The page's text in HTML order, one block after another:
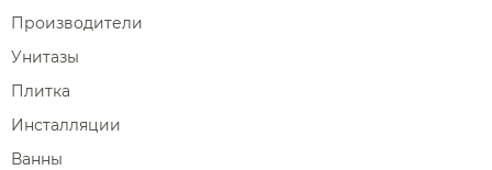
Производители
Унитазы
Плитка
Инсталляции
Ванны